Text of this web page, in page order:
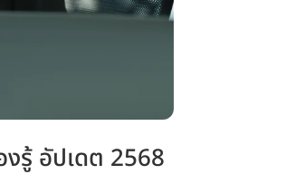
รู้ อัปเดต 2568